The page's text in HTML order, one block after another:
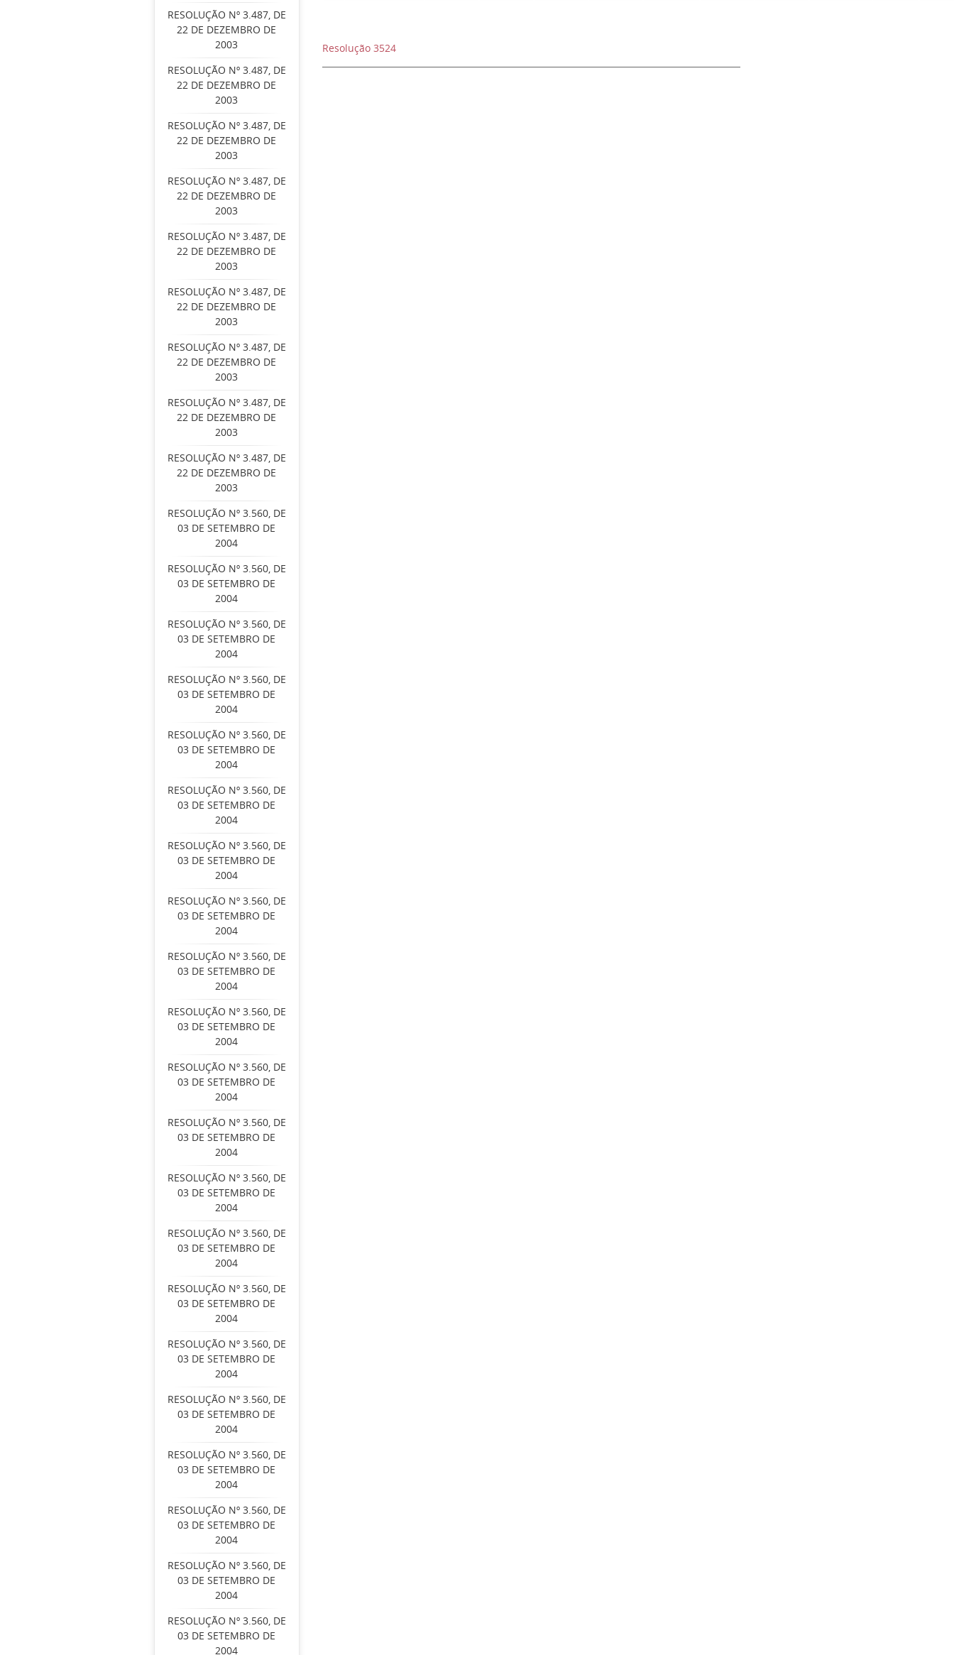
RESOLUÇÃO Nº 3.487, DE
22 DE DEZEMBRO DE
2003
RESOLUÇÃO Nº 3.487, DE
22 DE DEZEMBRO DE
2003
RESOLUÇÃO Nº 3.487, DE
22 DE DEZEMBRO DE
2003
RESOLUÇÃO Nº 3.487, DE
22 DE DEZEMBRO DE
2003
RESOLUÇÃO Nº 3.487, DE
22 DE DEZEMBRO DE
2003
RESOLUÇÃO Nº 3.487, DE
22 DE DEZEMBRO DE
2003
RESOLUÇÃO Nº 3.487, DE
22 DE DEZEMBRO DE
2003
RESOLUÇÃO Nº 3.487, DE
22 DE DEZEMBRO DE
2003
RESOLUÇÃO Nº 3.487, DE
22 DE DEZEMBRO DE
2003
RESOLUÇÃO Nº 3.560, DE
03 DE SETEMBRO DE
2004
RESOLUÇÃO Nº 3.560, DE
03 DE SETEMBRO DE
2004
RESOLUÇÃO Nº 3.560, DE
03 DE SETEMBRO DE
2004
RESOLUÇÃO Nº 3.560, DE
03 DE SETEMBRO DE
2004
RESOLUÇÃO Nº 3.560, DE
03 DE SETEMBRO DE
2004
RESOLUÇÃO Nº 3.560, DE
03 DE SETEMBRO DE
2004
RESOLUÇÃO Nº 3.560, DE
03 DE SETEMBRO DE
2004
RESOLUÇÃO Nº 3.560, DE
03 DE SETEMBRO DE
2004
RESOLUÇÃO Nº 3.560, DE
03 DE SETEMBRO DE
2004
RESOLUÇÃO Nº 3.560, DE
03 DE SETEMBRO DE
2004
RESOLUÇÃO Nº 3.560, DE
03 DE SETEMBRO DE
2004
RESOLUÇÃO Nº 3.560, DE
03 DE SETEMBRO DE
2004
RESOLUÇÃO Nº 3.560, DE
03 DE SETEMBRO DE
2004
RESOLUÇÃO Nº 3.560, DE
03 DE SETEMBRO DE
2004
RESOLUÇÃO Nº 3.560, DE
03 DE SETEMBRO DE
2004
RESOLUÇÃO Nº 3.560, DE
03 DE SETEMBRO DE
2004
RESOLUÇÃO Nº 3.560, DE
03 DE SETEMBRO DE
2004
RESOLUÇÃO Nº 3.560, DE
03 DE SETEMBRO DE
2004
RESOLUÇÃO Nº 3.560, DE
03 DE SETEMBRO DE
2004
RESOLUÇÃO Nº 3.560, DE
03 DE SETEMBRO DE
2004
RESOLUÇÃO Nº 3.560, DE
03 DE SETEMBRO DE
2004
Resolução 3524